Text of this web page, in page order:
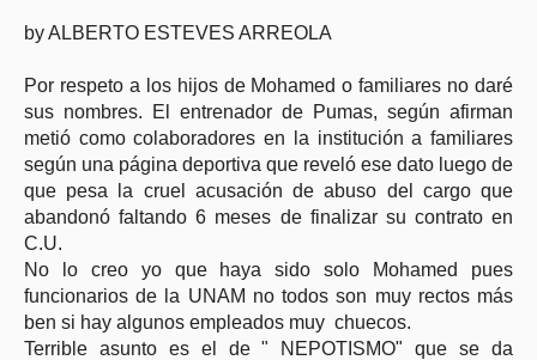
by ALBERTO ESTEVES ARREOLA
Por respeto a los hijos de Mohamed o familiares no daré
sus nombres. El entrenador de Pumas, según afirman
metió como colaboradores en la institución a familiares
según una página deportiva que reveló ese dato luego de
que pesa la cruel acusación de abuso del cargo que
abandonó faltando 6 meses de finalizar su contrato en
C.U.
No lo creo yo que haya sido solo Mohamed pues
funcionarios de la UNAM no todos son muy rectos más
ben si hay algunos empleados muy chuecos.
Terrible asunto es el de " NEPOTISMO" que se da